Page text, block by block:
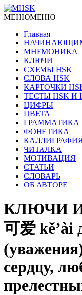
МЕНЮМЕНЮ
Главная
МНЕМОНИКА
КЛЮЧИ
СХЕМЫ HSK
СЛОВА HSK
КАРТОЧКИ
ТЕСТЫ HSK И
ЦИФРЫ
ЦВЕТА
ГРАММАТИКА
ФОНЕТИКА
ЧИТАЛКА
МОТИВАЦИЯ
СТАТЬИ
СЛОВАРЬ
ОБ АВТОРЕ
КЛЮЧИ
可爱 kě’ài
сердцу,